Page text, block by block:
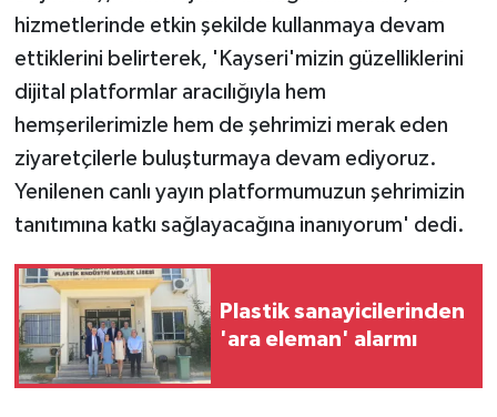
hizmetlerinde etkin şekilde kullanmaya devam
ettiklerini belirterek, 'Kayseri'mizin güzelliklerini
dijital platformlar aracılığıyla hem
hemşerilerimizle hem de şehrimizi merak eden
ziyaretçilerle buluşturmaya devam ediyoruz.
Yenilenen canlı yayın platformumuzun şehrimizin
tanıtımına katkı sağlayacağına inanıyorum' dedi.
Plastik sanayicilerinden
'ara eleman' alarmı